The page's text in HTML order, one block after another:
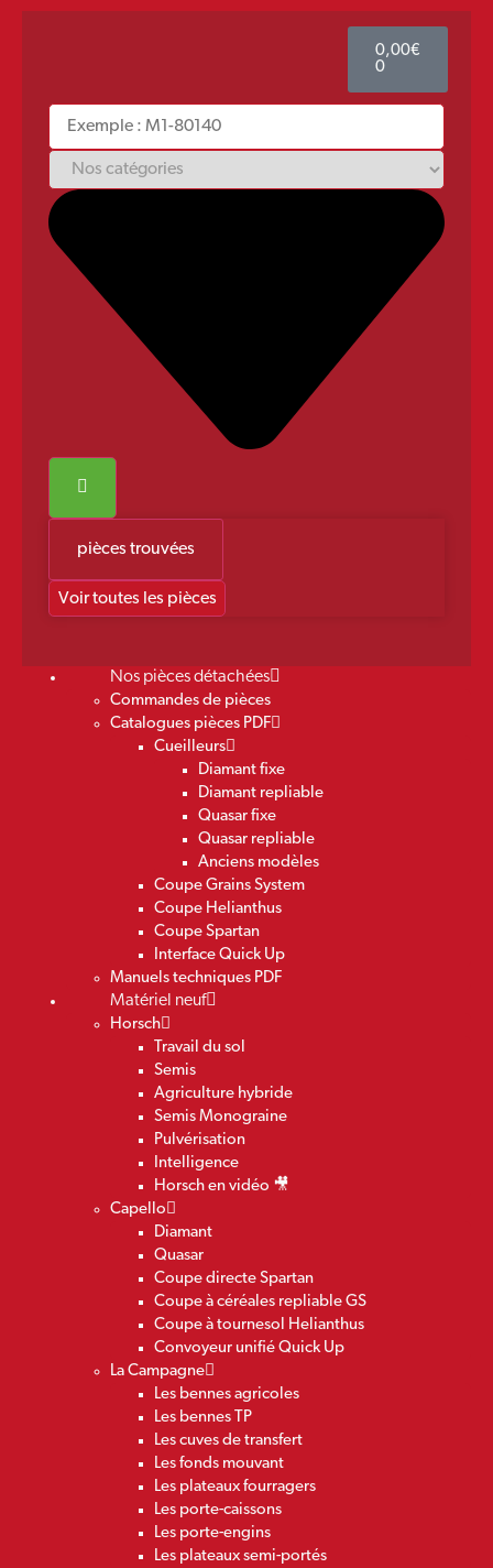
0,00€
0
pièces trouvées
Voir toutes les pièces
Nos pièces détachées
Commandes de pièces
Catalogues pièces PDF
Cueilleurs
Diamant fixe
Diamant repliable
Quasar fixe
Quasar repliable
Anciens modèles
Coupe Grains System
Coupe Helianthus
Coupe Spartan
Interface Quick Up
Manuels techniques PDF
Matériel neuf
Horsch
Travail du sol
Semis
Agriculture hybride
Semis Monograine
Pulvérisation
Intelligence
Horsch en vidéo 🎥
Capello
Diamant
Quasar
Coupe directe Spartan
Coupe à céréales repliable GS
Coupe à tournesol Helianthus
Convoyeur unifié Quick Up
La Campagne
Les bennes agricoles
Les bennes TP
Les cuves de transfert
Les fonds mouvant
Les plateaux fourragers
Les porte-caissons
Les porte-engins
Les plateaux semi-portés